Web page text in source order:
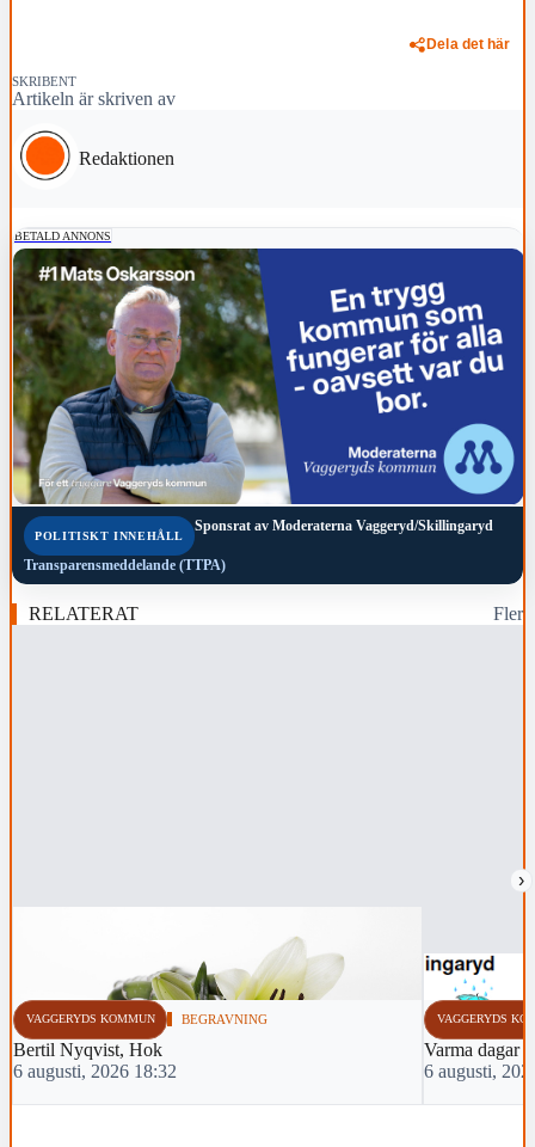
Dela det här
SKRIBENT
Artikeln är skriven av
Redaktionen
BETALD ANNONS
POLITISKT INNEHÅLL
Sponsrat av Moderaterna Vaggeryd/Skillingaryd
Transparensmeddelande (TTPA)
RELATERAT Fler
›
VAGGERYDS KOMMUN BEGRAVNING
Bertil Nyqvist, Hok
6 augusti, 2026 18:32
VAGGERYDS
Varma dagar i
6 augusti,